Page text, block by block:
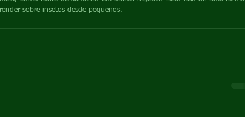
sobre insetos desde pequenos.